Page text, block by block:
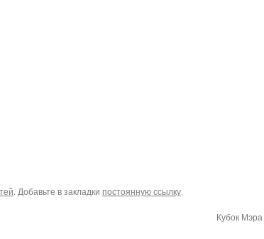
. Добавьте в закладки постоянную ссылку.
Кубок Мэра